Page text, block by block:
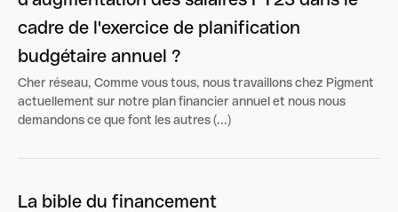
cadre de l'exercice de planification
budgétaire annuel ?
Cher réseau, Comme vous tous, nous travaillons chez Pigment
actuellement sur notre plan financier annuel et nous nous
demandons ce que font les autres (...)
La bible du financement